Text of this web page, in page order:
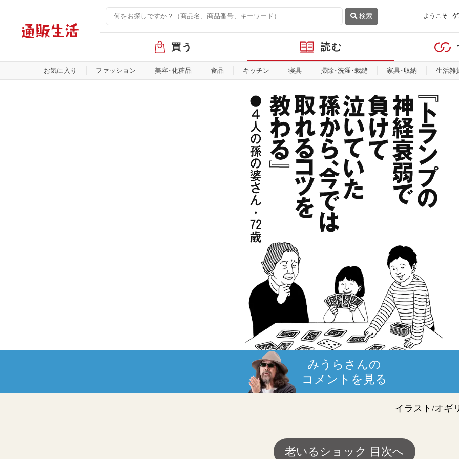
検索 ようこそ
バ
ル
買う 読む
お気に入り ファッション 美容･化粧品 食品 キッチン 寝具 掃除･洗濯･裁縫 家具･収納 生活雑
みうらさんの
コメントを見る
イラスト/オギ
老いるショック 目次へ